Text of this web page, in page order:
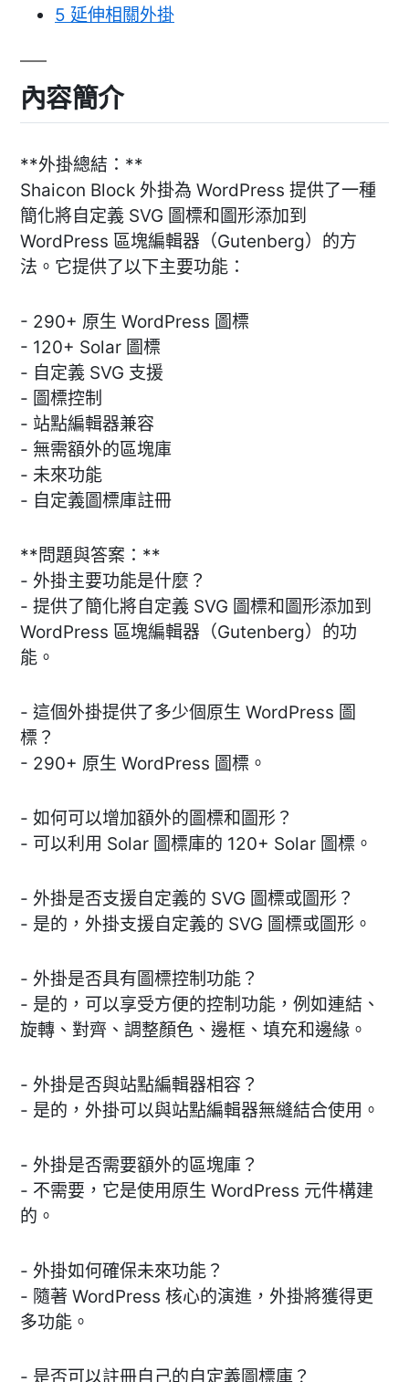
5 延伸相關外掛
內容簡介
**外掛總結：**
Shaicon Block 外掛為 WordPress 提供了一種
簡化將自定義 SVG 圖標和圖形添加到
WordPress 區塊編輯器（Gutenberg）的方
法。它提供了以下主要功能：
- 290+ 原生 WordPress 圖標
- 120+ Solar 圖標
- 自定義 SVG 支援
- 圖標控制
- 站點編輯器兼容
- 無需額外的區塊庫
- 未來功能
- 自定義圖標庫註冊
**問題與答案：**
- 外掛主要功能是什麼？
- 提供了簡化將自定義 SVG 圖標和圖形添加到
WordPress 區塊編輯器（Gutenberg）的功
能。
- 這個外掛提供了多少個原生 WordPress 圖
標？
- 290+ 原生 WordPress 圖標。
- 如何可以增加額外的圖標和圖形？
- 可以利用 Solar 圖標庫的 120+ Solar 圖標。
- 外掛是否支援自定義的 SVG 圖標或圖形？
- 是的，外掛支援自定義的 SVG 圖標或圖形。
- 外掛是否具有圖標控制功能？
- 是的，可以享受方便的控制功能，例如連結、
旋轉、對齊、調整顏色、邊框、填充和邊緣。
- 外掛是否與站點編輯器相容？
- 是的，外掛可以與站點編輯器無縫結合使用。
- 外掛是否需要額外的區塊庫？
- 不需要，它是使用原生 WordPress 元件構建
的。
- 外掛如何確保未來功能？
- 隨著 WordPress 核心的演進，外掛將獲得更
多功能。
- 是否可以註冊自己的自定義圖標庫？